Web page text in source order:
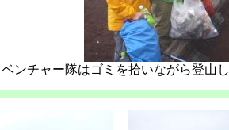
ベンチャー隊はゴミを拾いながら登山